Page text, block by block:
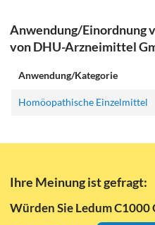
Anwendung/Einordnung
von DHU-Arzneimittel
Anwendung/Kategorie
Homöopathische Einzelmittel
Ihre Meinung ist gefragt:
Würden Sie Ledum